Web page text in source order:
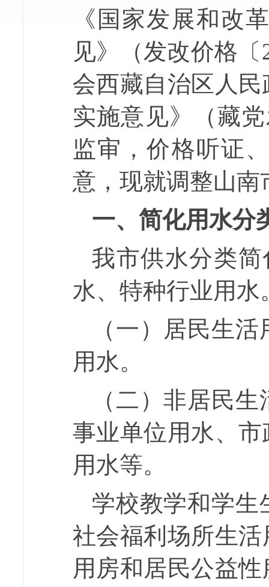
《国家发展和改
见》（发改价格〔
会西藏自治区人
实施意见》
（藏
监审，价格听证
意，现就调整山
一、 简化用水分
我市供水分类简
水、特种行业用水
（一）居民生
用水。
（二）非居民生
事业单位用水、
用水等。
学校教学和学生
社会福利场所生
用房和居民公益